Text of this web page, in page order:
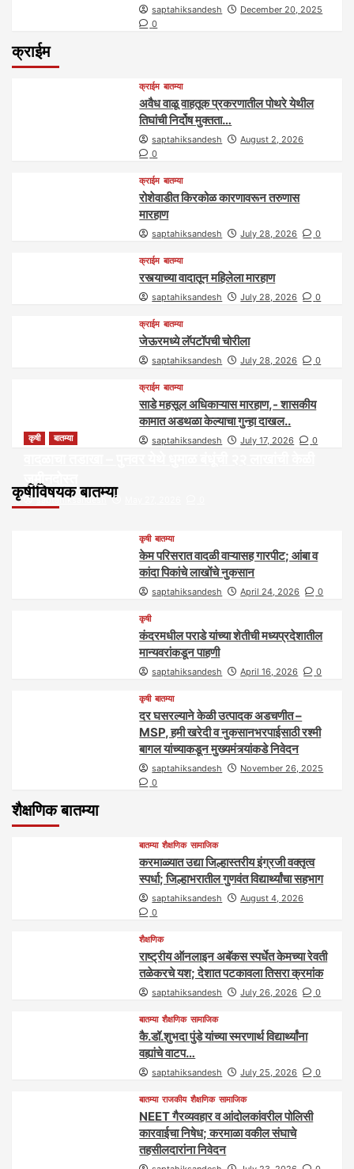
saptahiksandesh
December 20, 2025
0
क्राईम
क्राईम बातम्या
अवैध वाळू वाहतूक प्रकरणातील पोथरे येथील
तिघांची निर्दोष मुक्तता…
saptahiksandesh
August 2, 2026
0
क्राईम बातम्या
रोशेवाडीत किरकोळ कारणावरून तरुणास
मारहाण
saptahiksandesh July 28, 2026 0
क्राईम बातम्या
रस्त्याच्या वादातून महिलेला मारहाण
saptahiksandesh July 28, 2026 0
क्राईम बातम्या
जेऊरमध्ये लॅपटॉपची चोरीला
saptahiksandesh July 28, 2026 0
क्राईम बातम्या
साडे महसूल अधिकाऱ्यास मारहाण,- शासकीय
कामात अडथळा केल्याचा गुन्हा दाखल..
saptahiksandesh July 17, 2026 0
कृषीविषयक बातम्या
कृषी बातम्या
saptahiksandesh
कृषी बातम्या
केम परिसरात वादळी वाऱ्यासह गारपीट; आंबा व
कांदा पिकांचे लाखोंचे नुकसान
saptahiksandesh April 24, 2026 0
कृषी
कंदरमधील पराडे यांच्या शेतीची मध्यप्रदेशातील
मान्यवरांकडून पाहणी
saptahiksandesh April 16, 2026 0
कृषी बातम्या
दर घसरल्याने केळी उत्पादक अडचणीत –
MSP, हमी खरेदी व नुकसानभरपाईसाठी रश्मी
बागल यांच्याकडून मुख्यमंत्र्यांकडे निवेदन
saptahiksandesh
November 26, 2025
0
शैक्षणिक बातम्या
बातम्या शैक्षणिक सामाजिक
करमाळ्यात उद्या जिल्हास्तरीय इंग्रजी वक्तृत्व
स्पर्धा; जिल्हाभरातील गुणवंत विद्यार्थ्यांचा सहभाग
saptahiksandesh
August 4, 2026
0
शैक्षणिक
राष्ट्रीय ऑनलाइन अबॅकस स्पर्धेत केमच्या रेवती
तळेकरचे यश; देशात पटकावला तिसरा क्रमांक
saptahiksandesh July 26, 2026 0
बातम्या शैक्षणिक सामाजिक
कै.डॉ.शुभदा पुंडे यांच्या स्मरणार्थ विद्यार्थ्यांना
वह्यांचे वाटप…
saptahiksandesh July 25, 2026 0
बातम्या राजकीय शैक्षणिक सामाजिक
NEET गैरव्यवहार व आंदोलकांवरील पोलिसी
कारवाईचा निषेध; करमाळा वकील संघाचे
तहसीलदारांना निवेदन